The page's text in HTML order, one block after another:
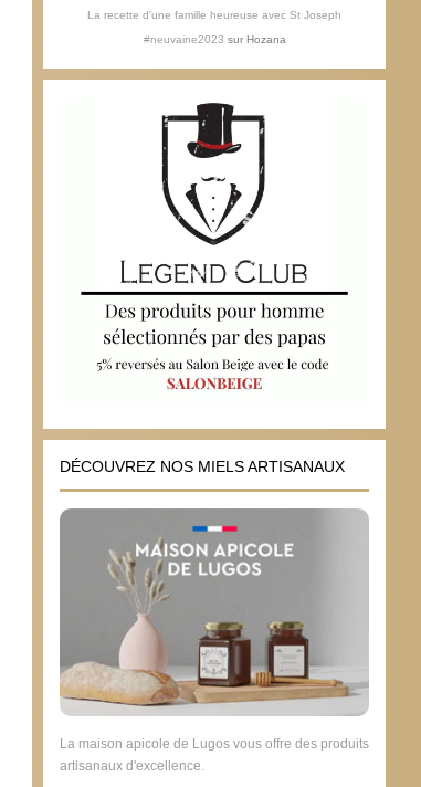
La recette d'une famille heureuse avec St Joseph
#neuvaine2023 sur Hozana
DÉCOUVREZ NOS MIELS ARTISANAUX
La maison apicole de Lugos vous offre des produits
artisanaux d'excellence.